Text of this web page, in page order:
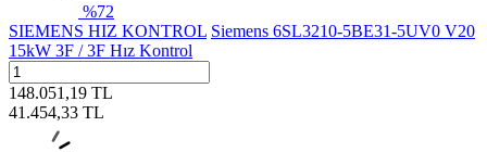
%72
SIEMENS HIZ KONTROL Siemens 6SL3210-5BE31-5UV0 V20
15kW 3F / 3F Hız Kontrol
148.051,19 TL
41.454,33 TL